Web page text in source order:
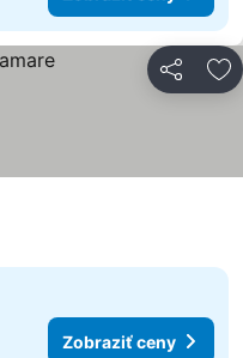
Zdieľať
Zobraziť ceny